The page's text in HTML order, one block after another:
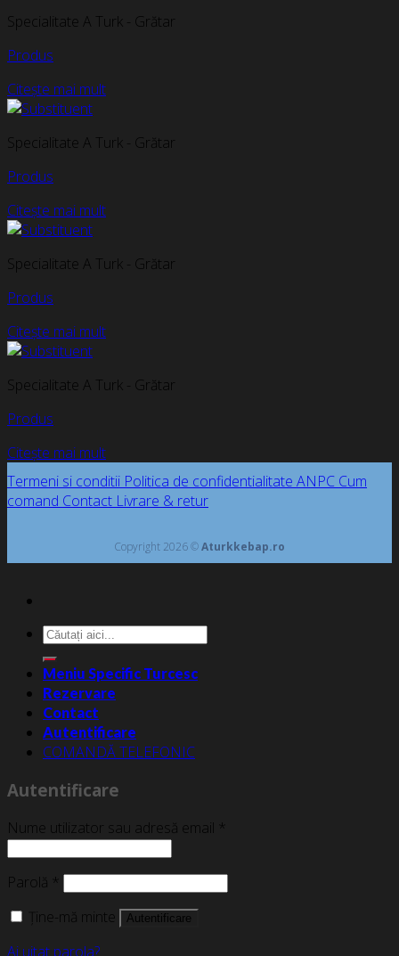
Specialitate A Turk - Grătar
Produs
Citește mai mult
Specialitate A Turk - Grătar
Produs
Citește mai mult
Specialitate A Turk - Grătar
Produs
Citește mai mult
Specialitate A Turk - Grătar
Produs
Citește mai mult
Termeni si conditii Politica de confidentialitate ANPC Cum
comand Contact Livrare & retur
Copyright 2026 ©Aturkkebap.ro
Caută
după:
Meniu Specific Turcesc
Rezervare
Contact
Autentificare
COMANDĂ TELEFONIC
Autentificare
Nume utilizator sau adresă email *
Parolă *
Ține-mă minte
Autentificare
Ai uitat parola?